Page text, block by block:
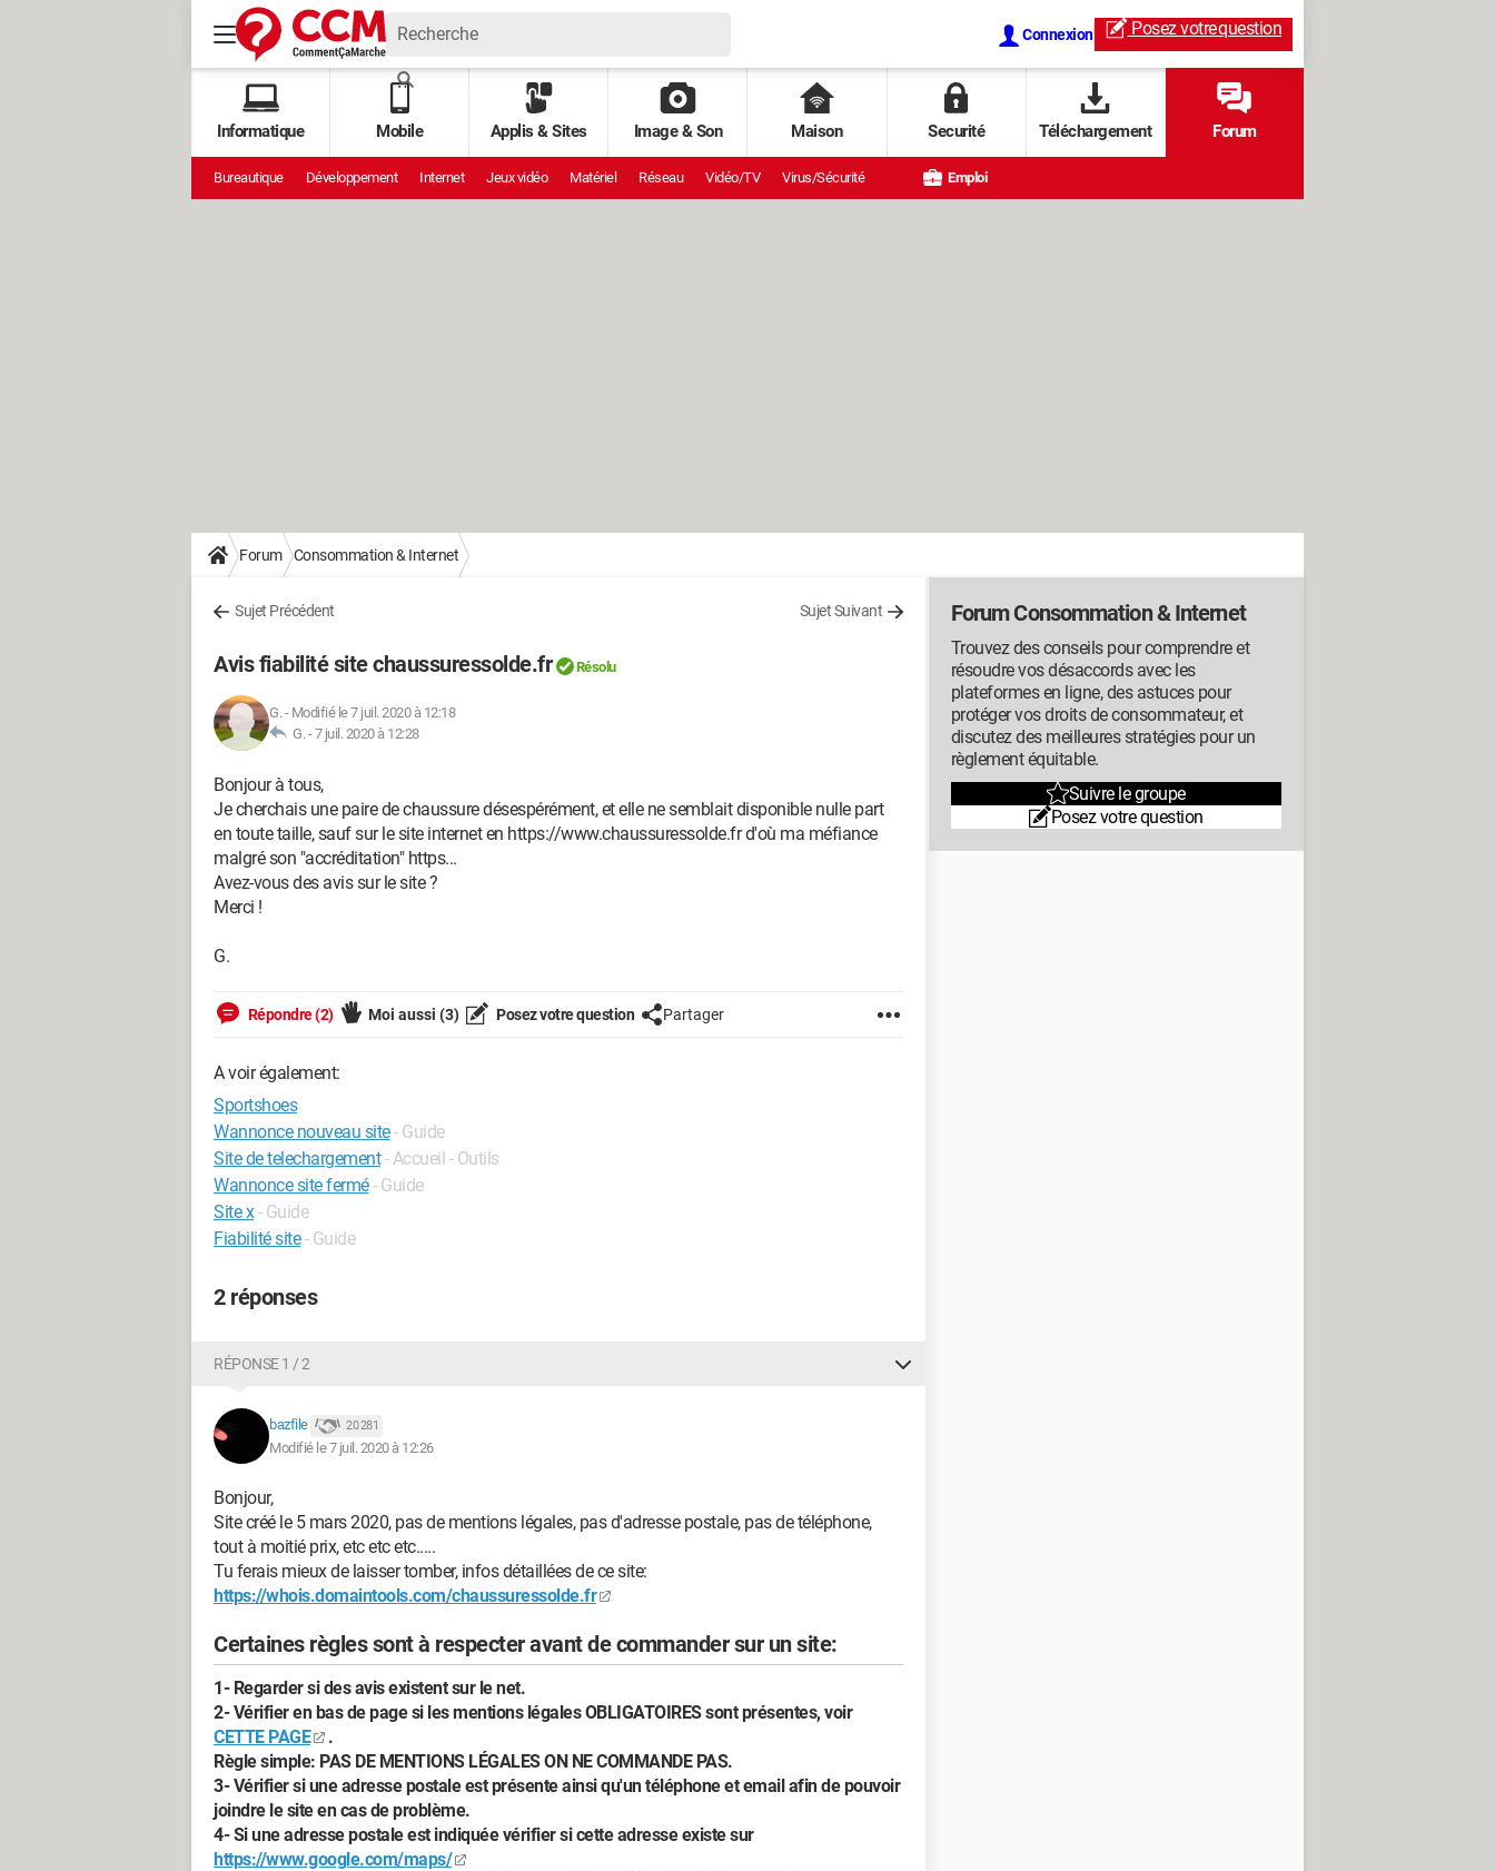
Connexion Posez votrequestion
Informatique Mobile Applis & Sites Image & Son Maison Securité Téléchargement Forum
Bureautique Développement Internet Jeux vidéo Matériel Réseau Vidéo/TV Virus/Sécurité Emploi
Forum Consommation & Internet
Sujet Précédent Sujet Suivant
Avis fiabilité site chaussuressolde.fr Résolu
G.- Modifié le 7 juil. 2020 à 12:18
G. -7 juil. 2020 à 12:28
Bonjour à tous,
Je cherchais une paire de chaussure désespérément, et elle ne semblait disponible nulle part
en toute taille, sauf sur le site internet en https://www.chaussuressolde.fr d'où ma méfiance
malgré son "accréditation" https...
Avez-vous des avis sur le site ?
Merci !
G.
Répondre (2) Moi aussi (3) Posez votre question Partager
A voir également:
Sportshoes
Wannonce nouveau site- Guide
Site de telechargement - Accueil - Outils
Wannonce site fermé- Guide
Site x - Guide
Fiabilité site - Guide
2 réponses
RÉPONSE 1 / 2
bazfile 20 281
Modifié le 7 juil. 2020 à 12:26
Bonjour,
Site créé le 5 mars 2020, pas de mentions légales, pas d'adresse postale, pas de téléphone,
tout à moitié prix, etc etc etc.....
Tu ferais mieux de laisser tomber, infos détaillées de ce site:
https://whois.domaintools.com/chaussuressolde.fr
Certaines règles sont à respecter avant de commander sur un site:
1- Regarder si des avis existent sur le net.
2- Vérifier en bas de page si les mentions légales OBLIGATOIRES sont présentes, voir
CETTE PAGE
.
Règle simple: PAS DE MENTIONS LÉGALES ON NE COMMANDE PAS.
3- Vérifier si une adresse postale est présente ainsi qu'un téléphone et email afin de pouvoir
joindre le site en cas de problème.
4- Si une adresse postale est indiquée vérifier si cette adresse existe sur
https://www.google.com/maps/
Forum Consommation & Internet
Trouvez des conseils pour comprendre et
résoudre vos désaccords avec les
plateformes en ligne, des astuces pour
protéger vos droits de consommateur, et
discutez des meilleures stratégies pour un
règlement équitable.
Suivre le groupe
Posez votre question